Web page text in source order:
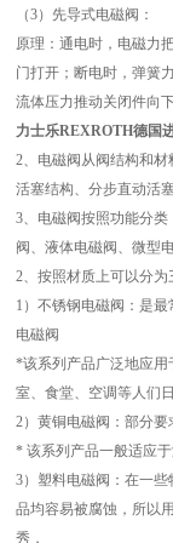
（3）先导式电磁阀：
原理：通电时，电磁力
门打开；断电时，弹簧
流体压力推动关闭件向
力士乐REXROTH德国
2、电磁阀从阀结构和
活塞结构、分步直动活
3、电磁阀按照功能分
阀、液体电磁阀、微型
2、按照
1）不锈钢电磁阀：是
电磁阀
*该系列产品广泛地应用
室、食堂、空调等人们
2）黄铜电磁阀：部分
* 该系列产品一般适应
3）塑料电磁阀：在一
品均容易被腐蚀，所以
秀，